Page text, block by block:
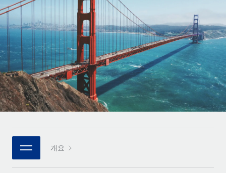
복잡한 고용 업무를 아웃소싱
Remote 통합
HR을 워크플로에 매끄럽게 통합
플랫폼
팀을 위한 통합된 핵심 HR 기능
성장하는 기업을 위한 민첩한 글로벌 HR 및 급여 솔루션
중견기업
맞춤형 HR 솔루션으로 팀 확장
엔터프라이즈
대기업을 위한 글로벌 HR
전략적 기술 파트너
플랫폼에 글로벌 HR을 유연하게 통합
REMOTE와 함께 배우기
리서치 및 가이드
사례 연구
HR 용어집
체크리스트 및 템플릿
웨비나
이벤트
Français
Deutsch
Español
Italiano
Português (Portugal)
한국어
개요